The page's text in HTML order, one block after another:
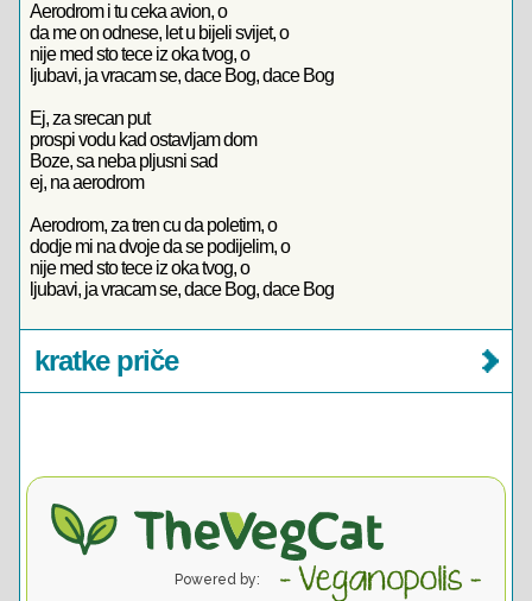
Aerodrom i tu ceka avion, o
da me on odnese, let u bijeli svijet, o
nije med sto tece iz oka tvog, o
ljubavi, ja vracam se, dace Bog, dace Bog
Ej, za srecan put
prospi vodu kad ostavljam dom
Boze, sa neba pljusni sad
ej, na aerodrom
Aerodrom, za tren cu da poletim, o
dodje mi na dvoje da se podijelim, o
nije med sto tece iz oka tvog, o
ljubavi, ja vracam se, dace Bog, dace Bog
kratke priče